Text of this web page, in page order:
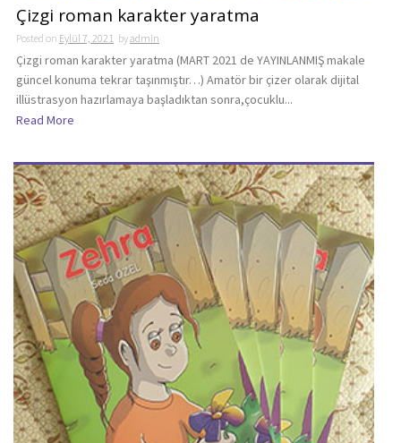
Çizgi roman karakter yaratma
Posted on Eylül 7, 2021 byadmin
Çizgi roman karakter yaratma (MART 2021 de YAYINLANMIŞ makale
güncel konuma tekrar taşınmıştır…) Amatör bir çizer olarak dijital
illüstrasyon hazırlamaya başladıktan sonra,çocuklu...
Read More